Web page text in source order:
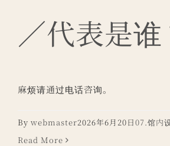
／代表是谁
麻烦请通过电话咨询。
By webmaster2026年6月20日07.馆内
Read More